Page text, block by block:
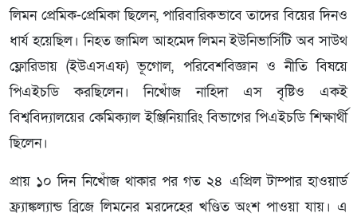
লিমন প্রেমিক-প্রেমিকা ছিলেন, পারিবারিকভাবে তাদের বিয়ের দিনও
ধার্য হয়েছিল। নিহত জামিল আহমেদ লিমন ইউনিভার্সিটি অব সাউথ
ফ্লোরিডায় (ইউএসএফ) ভূগোল, পরিবেশবিজ্ঞান ও নীতি বিষয়ে
পিএইচডি করছিলেন। নিখোঁজ নাহিদা এস বৃষ্টিও একই
বিশ্ববিদ্যালয়ের কেমিক্যাল ইঞ্জিনিয়ারিং বিভাগের পিএইচডি শিক্ষার্থী
ছিলেন।
প্রায় ১০ দিন নিখোঁজ থাকার পর গত ২৪ এপ্রিল টাম্পার হাওয়ার্ড
ফ্র্যাঙ্কল্যান্ড ব্রিজে লিমনের মরদেহের খণ্ডিত অংশ পাওয়া যায়। এ